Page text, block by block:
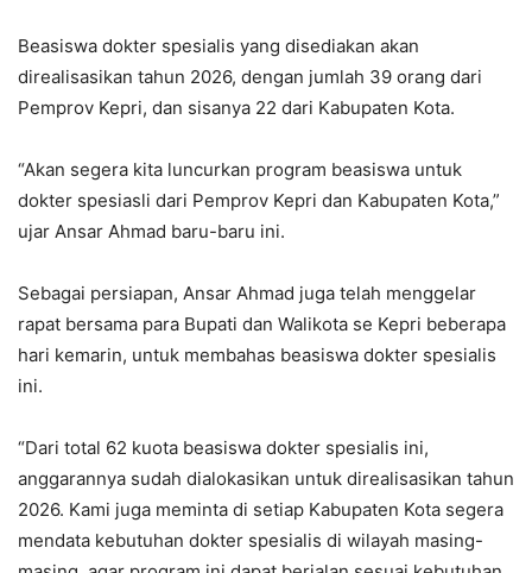
Beasiswa dokter spesialis yang disediakan akan
direalisasikan tahun 2026, dengan jumlah 39 orang dari
Pemprov Kepri, dan sisanya 22 dari Kabupaten Kota.
“Akan segera kita luncurkan program beasiswa untuk
dokter spesiasli dari Pemprov Kepri dan Kabupaten Kota,”
ujar Ansar Ahmad baru-baru ini.
Sebagai persiapan, Ansar Ahmad juga telah menggelar
rapat bersama para Bupati dan Walikota se Kepri beberapa
hari kemarin, untuk membahas beasiswa dokter spesialis
ini.
“Dari total 62 kuota beasiswa dokter spesialis ini,
anggarannya sudah dialokasikan untuk direalisasikan tahun
2026. Kami juga meminta di setiap Kabupaten Kota segera
mendata kebutuhan dokter spesialis di wilayah masing-